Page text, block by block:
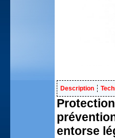
Description
entorse